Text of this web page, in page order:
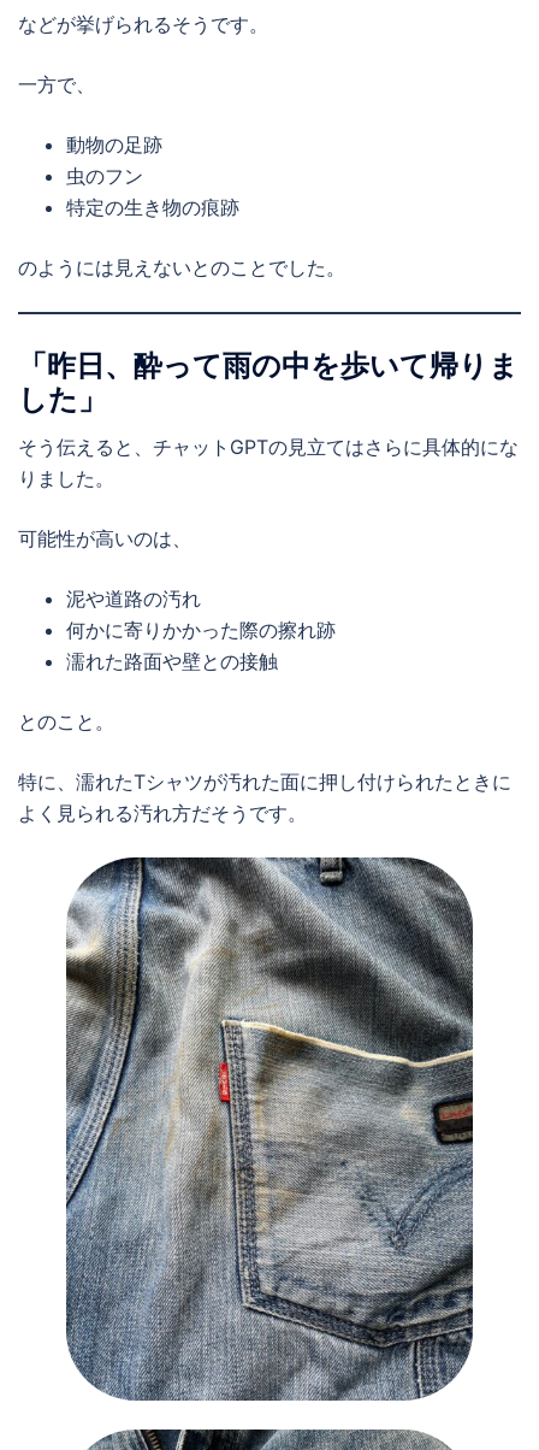
などが挙げられるそうです。
一方で、
動物の足跡
虫のフン
特定の生き物の痕跡
のようには見えないとのことでした。
「昨日、酔って雨の中を歩いて帰りま
した」
そう伝えると、チャットGPTの見立てはさらに具体的にな
りました。
可能性が高いのは、
泥や道路の汚れ
何かに寄りかかった際の擦れ跡
濡れた路面や壁との接触
とのこと。
特に、濡れたTシャツが汚れた面に押し付けられたときに
よく見られる汚れ方だそうです。